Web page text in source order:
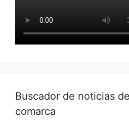
Buscador de noticias
comarca